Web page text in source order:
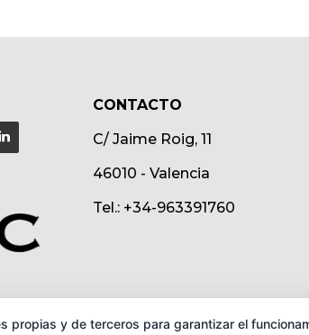
CONTACTO
C/ Jaime Roig, 11
46010 - Valencia
Tel.: +34-963391760
propias y de terceros para garantizar el